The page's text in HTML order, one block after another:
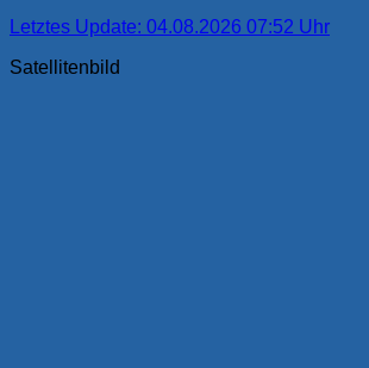
Letztes Update: 04.08.2026 07:52 Uhr
Satellitenbild